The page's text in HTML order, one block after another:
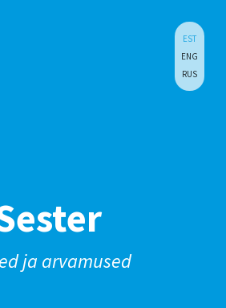
EST
ENG
RUS
ja arvamused